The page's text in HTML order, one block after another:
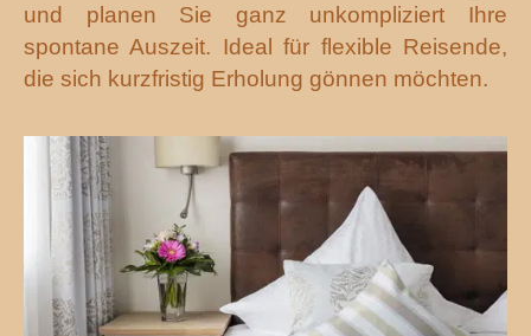
und planen Sie ganz unkompliziert Ihre
spontane Auszeit. Ideal für flexible Reisende,
die sich kurzfristig Erholung gönnen möchten.